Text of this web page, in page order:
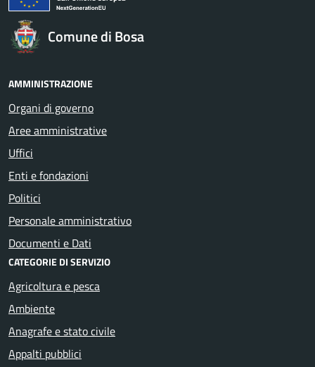
Comune di Bosa
AMMINISTRAZIONE
Organi di governo
Aree amministrative
Uffici
Enti e fondazioni
Politici
Personale amministrativo
Documenti e Dati
CATEGORIE DI SERVIZIO
Agricoltura e pesca
Ambiente
Anagrafe e stato civile
Appalti pubblici